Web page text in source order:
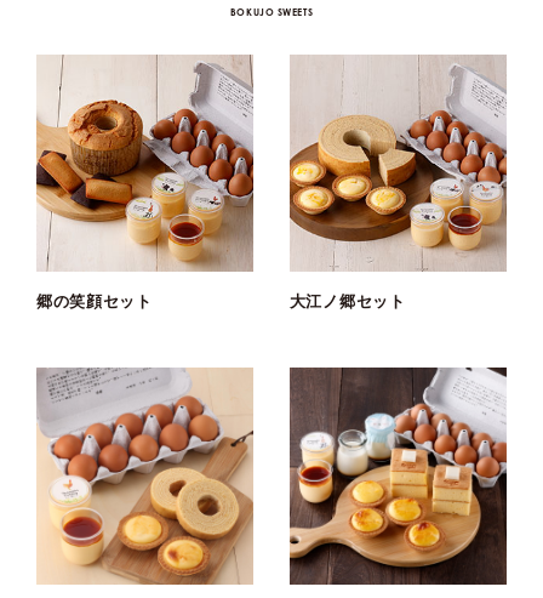
BOKUJO SWEETS
郷の笑顔セット 大江ノ郷セット